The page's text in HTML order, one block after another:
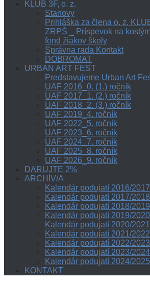
KLUB 3F, o. z.
Stanovy
Prihláška za člena o. z.
ZRPŠ _ Príspevok na
fond žiakov školy
Správna rada Kontakt
DOBROMAT
URBAN ART FEST
Predstavujeme Urban Art
UAF 2016_0. (1.) ročník
UAF 2017_1. (2.) ročník
UAF 2018_2. (3.) ročník
UAF 2019_4. ročník
UAF 2022_5. ročník
UAF 2023_6. ročník
UAF 2024_7. ročník
UAF 2025_8. ročník
UAF 2026_9. ročník
DARUJTE 2%
ARCHÍV/A
Kalendár podujatí 2016/
Kalendár podujatí 2017/
Kalendár podujatí 2018/
Kalendár podujatí 2019/
Kalendár podujatí 2020/
Kalendár podujatí 2021/
Kalendár podujatí 2022/
Kalendár podujatí 2023/
Kalendár podujatí 2024/
KONTAKT